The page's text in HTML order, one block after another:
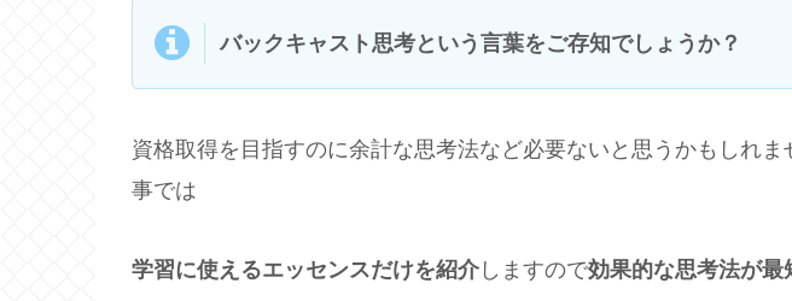
バックキャスト思考という言葉をご存知でしょうか？
資格取得を目指すのに余計な思考法など必要ないと思うかもしれ
事では
学習に使えるエッセンスだけを紹介しますので効果的な思考法が最